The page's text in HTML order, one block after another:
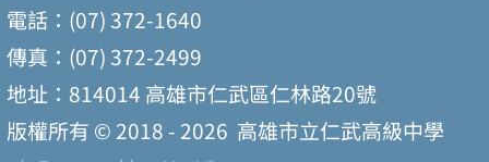
電話：(07) 372-1640
傳真：(07) 372-2499
地址：814014 高雄市仁武區仁林路20號
版權所有 © 2018 - 2026 高雄市立仁武高級中學